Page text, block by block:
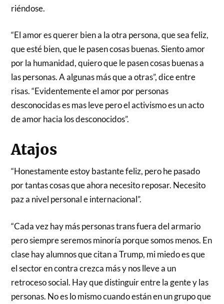
riéndose.
“El amor es querer bien a la otra persona, que sea feliz,
que esté bien, que le pasen cosas buenas. Siento amor
por la humanidad, quiero que le pasen cosas buenas a
las personas. A algunas más que a otras”, dice entre
risas. “Evidentemente el amor por personas
desconocidas es mas leve pero el activismo es un acto
de amor hacia los desconocidos”.
Atajos
“Honestamente estoy bastante feliz, pero he pasado
por tantas cosas que ahora necesito reposar. Necesito
paz a nivel personal e internacional”.
“Cada vez hay más personas trans fuera del armario
pero siempre seremos minoría porque somos menos. En
clase hay alumnos que citan a Trump, mi miedo es que
el sector en contra crezca más y nos lleve a un
retroceso social. Hay que distinguir entre la gente y las
personas. No es lo mismo cuando están en un grupo que